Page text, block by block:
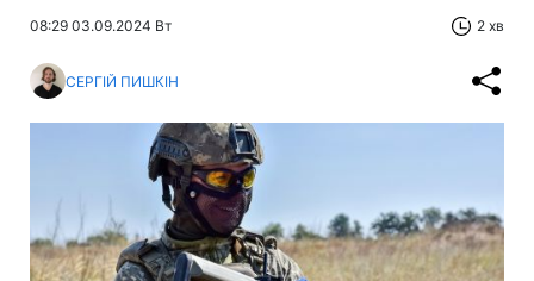
08:29 03.09.2024 Вт 2 хв
СЕРГІЙ ПИШКІН